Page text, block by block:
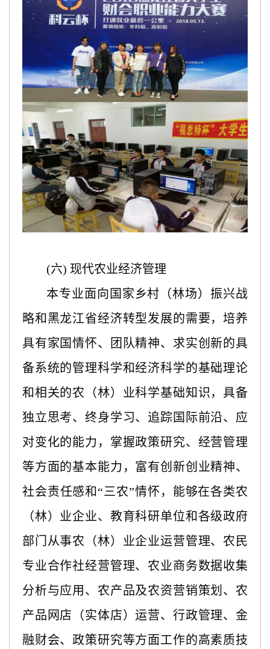
(六) 现代农业经济管理
本专业面向国家乡村（林场）振兴战
略和黑龙江省经济转型发展的需要，培养
具有家国情怀、团队精神、求实创新的具
备系统的管理科学和经济科学的基础理论
和相关的农（林）业科学基础知识，具备
独立思考、终身学习、追踪国际前沿、应
对变化的能力，掌握政策研究、经营管理
等方面的基本能力，富有创新创业精神、
社会责任感和“三农”情怀，能够在各类农
（林）业企业、教育科研单位和各级政府
部门从事农（林）业企业运营管理、农民
专业合作社经营管理、农业商务数据收集
分析与应用、农产品及农资营销策划、农
产品网店（实体店）运营、行政管理、金
融财会、政策研究等方面工作的高素质技